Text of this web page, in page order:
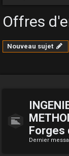
Offres
Nouveau sujet
Forges
Dernier